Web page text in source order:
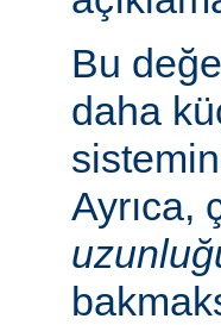
Bu
daha
Ayrıca,